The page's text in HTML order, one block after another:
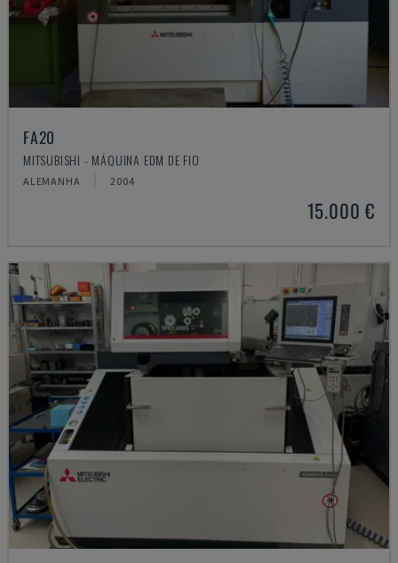
FA20
MITSUBISHI - MÁQUINA EDM DE FIO
ALEMANHA 2004
15.000 €